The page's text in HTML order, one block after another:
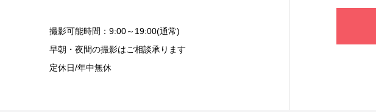
撮影可能時間：9:00～19:00(通常)
早朝・夜間の撮影はご相談承ります
定休日/年中無休